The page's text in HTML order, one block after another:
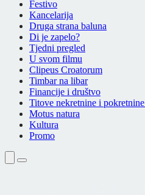
Festivo
Kancelarija
Druga strana baluna
Di je zapelo?
Tjedni pregled
U svom filmu
Clipeus Croatorum
Timbar na libar
Financije i društvo
Titove nekretnine i
Motus natura
Kultura
Promo